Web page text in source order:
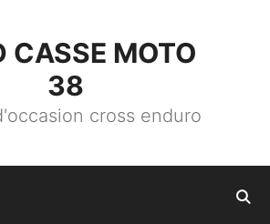
CASSE MOTO
38
cross enduro